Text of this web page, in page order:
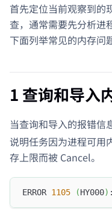
首先定位当前观察到的
查，通常需要先分析进
下面列举常见的内存问
1 查询和导入
当查询和导入的报错信
说明任务因为进程可用
存上限而被 Cancel。
ERROR 1105 (HY000)